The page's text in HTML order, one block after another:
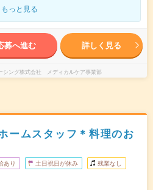
もっと見る
募へ進む 詳しく見る
シング株式会社 メディカルケア事業部
ームスタッフ＊料理のお
あり 土日祝日が休み 残業なし